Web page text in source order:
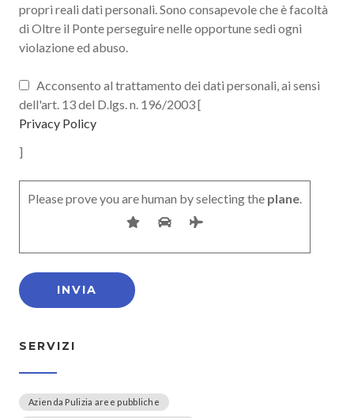
propri reali dati personali. Sono consapevole che è facoltà
di Oltre il Ponte perseguire nelle opportune sedi ogni
violazione ed abuso.
Acconsento al trattamento dei dati personali, ai sensi
dell'art. 13 del D.lgs. n. 196/2003 [
Privacy Policy
]
Please prove you are human by selecting the plane
SERVIZI
Azienda Pulizia aree pubbliche